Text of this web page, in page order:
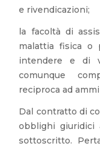
e rivendicazioni;
la facoltà di
malattia fisica o
intendere e di
comunque
reciproca ad
Dal contratto di
obblighi giuridici
sottoscritto.